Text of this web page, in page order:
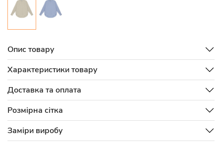
Опис товару
Характеристики товару
Доставка та оплата
Розмірна сітка
Заміри виробу